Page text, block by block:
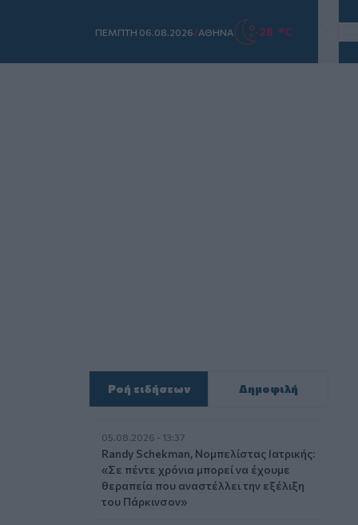
ΠΕΜΠΤΗ 06.08.2026/ΑΘΗΝΑ 28 °C
Ροή ειδήσεων Δημοφιλή
05.08.2026 - 13:37
Randy Schekman, Νομπελίστας Ιατρικής:
«Σε πέντε χρόνια μπορεί να έχουμε
θεραπεία που αναστέλλει την εξέλιξη
του Πάρκινσον»